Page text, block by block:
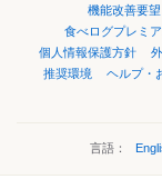
機能改善要望
食べログプレミ
個人情報保護方針
推奨環境
ヘルプ・
言語：